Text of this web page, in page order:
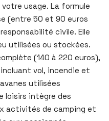
usage. La formule
(entre 50 et 90 euros
civile. Elle
utilisées ou stockées.
(140 à 220 euros),
vol, incendie et
utilisées
loisirs intègre des
activités de camping et